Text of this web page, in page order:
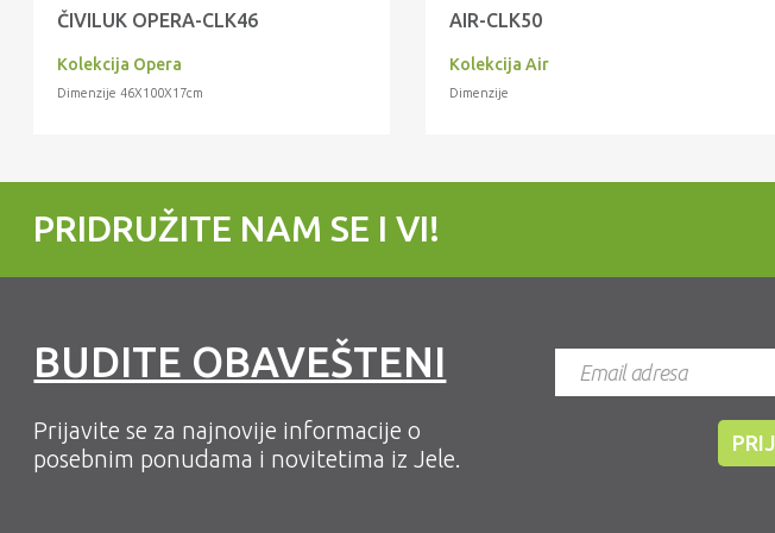
ČIVILUK OPERA-CLK46
Kolekcija Opera
Dimenzije 46X100X17cm
AIR-CLK50
Kolekcija Air
Dimenzije
PRIDRUŽITE NAM SE I VI!
BUDITE OBAVEŠTENI
Prijavite se za najnovije informacije o
posebnim ponudama i novitetima iz Jele.